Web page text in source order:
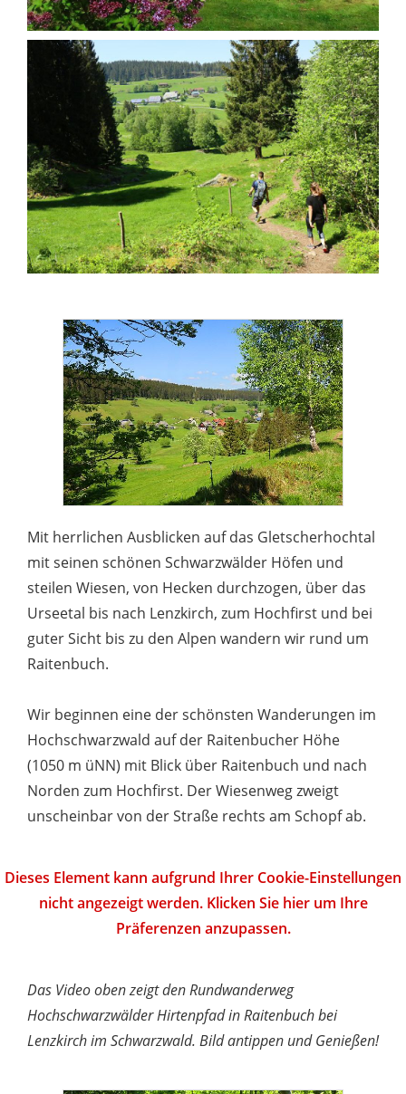
Mit herrlichen Ausblicken auf das Gletscherhochtal
mit seinen schönen Schwarzwälder Höfen und
steilen Wiesen, von Hecken durchzogen, über das
Urseetal bis nach Lenzkirch, zum Hochfirst und bei
guter Sicht bis zu den Alpen wandern wir rund um
Raitenbuch.
Wir beginnen eine der schönsten Wanderungen im
Hochschwarzwald auf der Raitenbucher Höhe
(1050 m üNN) mit Blick über Raitenbuch und nach
Norden zum Hochfirst. Der Wiesenweg zweigt
unscheinbar von der Straße rechts am Schopf ab.
Dieses Element kann aufgrund Ihrer Cookie-Einstellungen
nicht angezeigt werden. Klicken Sie hier um Ihre
Präferenzen anzupassen.
Das Video oben zeigt den Rundwanderweg
Hochschwarzwälder Hirtenpfad in Raitenbuch bei
Lenzkirch im Schwarzwald. Bild antippen und Genießen!